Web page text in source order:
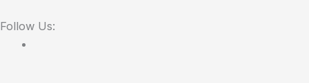
Follow Us: